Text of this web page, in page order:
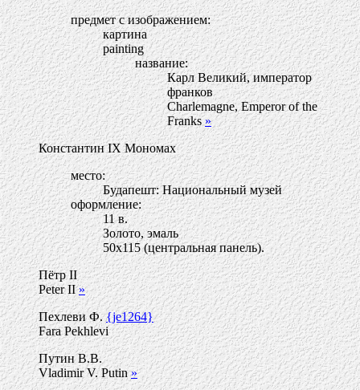
предмет с изображением:
картина
painting
название:
Карл Великий, император
франков
Charlemagne, Emperor of the
Franks»
Константин IX Мономах
место:
Будапешт: Национальный музей
оформление:
11 в.
Золото, эмаль
50х115 (центральная панель).
Пётр II
Peter II»
Пехлеви Ф.{je1264}
Fara Pekhlevi
Путин В.В.
Vladimir V. Putin»